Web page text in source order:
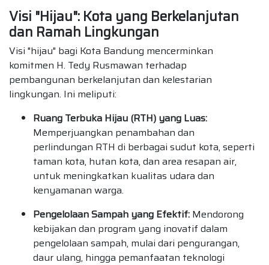
Visi "Hijau": Kota yang Berkelanjutan
dan Ramah Lingkungan
Visi "hijau" bagi Kota Bandung mencerminkan
komitmen H. Tedy Rusmawan terhadap
pembangunan berkelanjutan dan kelestarian
lingkungan. Ini meliputi:
Ruang Terbuka Hijau (RTH) yang Luas:
Memperjuangkan penambahan dan
perlindungan RTH di berbagai sudut kota, seperti
taman kota, hutan kota, dan area resapan air,
untuk meningkatkan kualitas udara dan
kenyamanan warga.
Pengelolaan Sampah yang Efektif: Mendorong
kebijakan dan program yang inovatif dalam
pengelolaan sampah, mulai dari pengurangan,
daur ulang, hingga pemanfaatan teknologi